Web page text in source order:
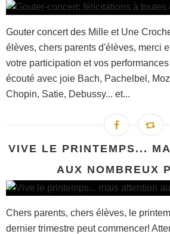
Gouter concert des Mille et Une
élèves, chers parents d'élèves, merci
votre participation et vos
écouté avec joie Bach, Pachelbel,
Chopin, Satie, Debussy... et...
VIVE LE PRINTEMPS...
AUX NOMBREUX
Chers parents, chers élèves, le
dernier trimestre peut commencer!